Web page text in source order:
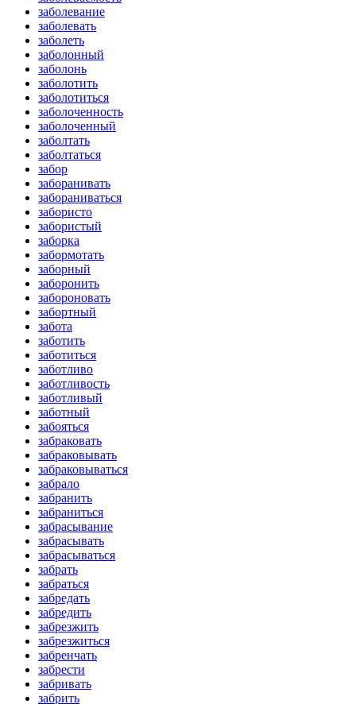
заболевание
заболевать
заболеть
заболонный
заболонь
заболотить
заболотиться
заболоченность
заболоченный
заболтать
заболтаться
забор
заборанивать
забораниваться
забористо
забористый
заборка
забормотать
заборный
заборонить
забороновать
забортный
забота
заботить
заботиться
заботливо
заботливость
заботливый
заботный
забояться
забраковать
забраковывать
забраковываться
забрало
забранить
забраниться
забрасывание
забрасывать
забрасываться
забрать
забраться
забредать
забредить
забрезжить
забрезжиться
забренчать
забрести
забривать
забрить